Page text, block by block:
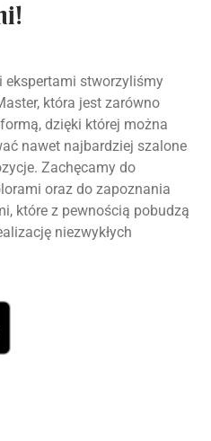
ekspertami stworzyliśmy
która jest zarówno
dzięki której można
nawet najbardziej szalone
Zachęcamy do
oraz do zapoznania
które z pewnością pobudzą
niezwykłych